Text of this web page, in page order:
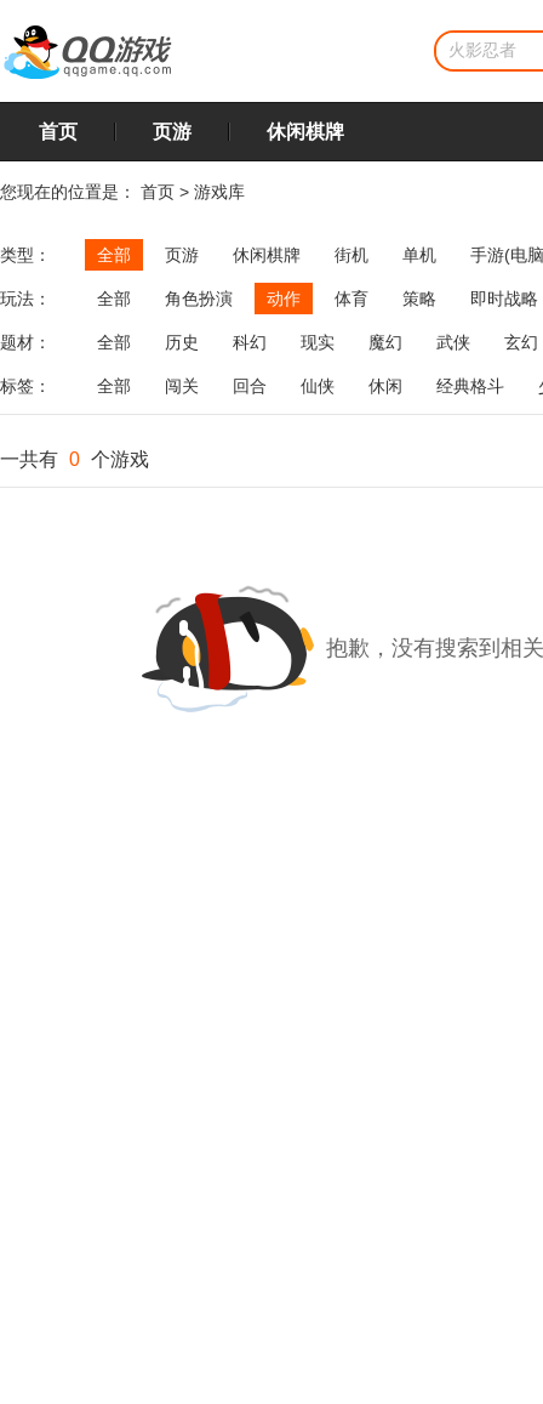
首页 页游 休闲棋牌
您现在的位置是： 首页 > 游戏库
类型： 全部 页游 休闲棋牌 街机 单机 手游(电
玩法： 全部 角色扮演 动作 体育 策略
即时战略
飞行
恋爱 第三人称射击 棋类 牌类 麻将
题材： 全部 历史 科幻 现实 魔幻 武侠 玄幻
标签： 全部 闯关 回合 仙侠 休闲 经典格斗
一共有 0 个游戏
抱歉，没有搜索到相